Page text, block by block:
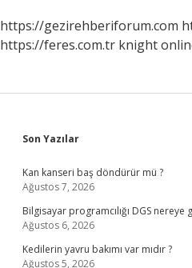
https://gezirehberiforum.com
https://feres.com.tr knight
Sidebar
Son Yazılar
Kan kanseri baş döndürür mü ?
Ağustos 7, 2026
Bilgisayar programcılığı DGS nereye
Ağustos 6, 2026
Kedilerin yavru bakımı var mıdır ?
Ağustos 5, 2026